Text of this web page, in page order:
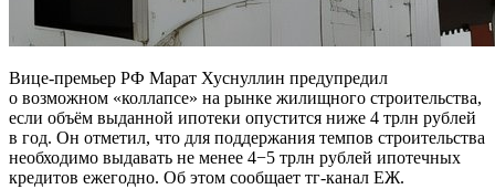
Вице-премьер РФ Марат Хуснуллин предупредил
о возможном «коллапсе» на рынке жилищного строительства,
если объём выданной ипотеки опустится ниже 4 трлн рублей
в год. Он отметил, что для поддержания темпов строительства
необходимо выдавать не менее 4−5 трлн рублей ипотечных
кредитов ежегодно. Об этом сообщает тг-канал ЕЖ.